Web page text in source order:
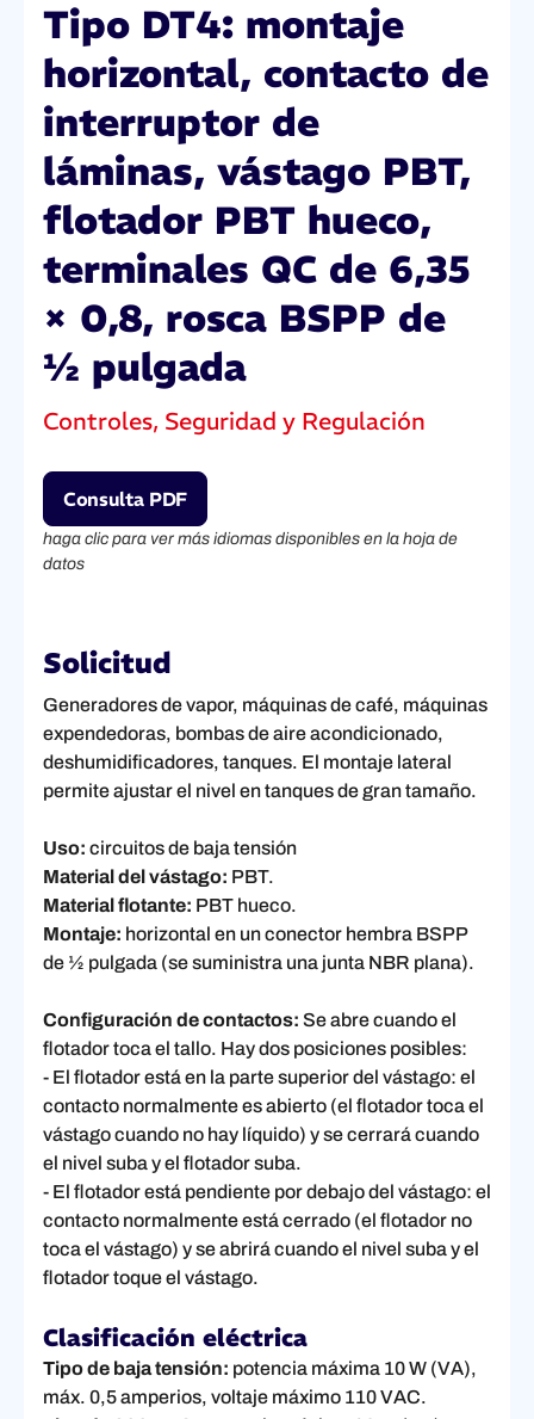
Tipo DT4: montaje
horizontal, contacto de
interruptor de
láminas, vástago PBT,
flotador PBT hueco,
terminales QC de 6,35
× 0,8, rosca BSPP de
½ pulgada
Controles, Seguridad y Regulación
Consulta PDF
haga clic para ver más idiomas disponibles en la hoja de
datos
Solicitud
Generadores de vapor, máquinas de café, máquinas
expendedoras, bombas de aire acondicionado,
deshumidificadores, tanques. El montaje lateral
permite ajustar el nivel en tanques de gran tamaño.
Uso: circuitos de baja tensión
Material del vástago: PBT.
Material flotante: PBT hueco.
Montaje: horizontal en un conector hembra BSPP
de ½ pulgada (se suministra una junta NBR plana).
Configuración de contactos: Se abre cuando el
flotador toca el tallo. Hay dos posiciones posibles:
- El flotador está en la parte superior del vástago: el
contacto normalmente es abierto (el flotador toca el
vástago cuando no hay líquido) y se cerrará cuando
el nivel suba y el flotador suba.
- El flotador está pendiente por debajo del vástago: el
contacto normalmente está cerrado (el flotador no
toca el vástago) y se abrirá cuando el nivel suba y el
flotador toque el vástago.
Clasificación eléctrica
Tipo de baja tensión: potencia máxima 10 W (VA),
máx. 0,5 amperios, voltaje máximo 110 VAC.